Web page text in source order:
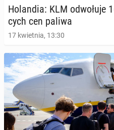
Ho­lan­dia: KLM od­wo­łu­je
cych cen paliwa
17 kwietnia, 13:30